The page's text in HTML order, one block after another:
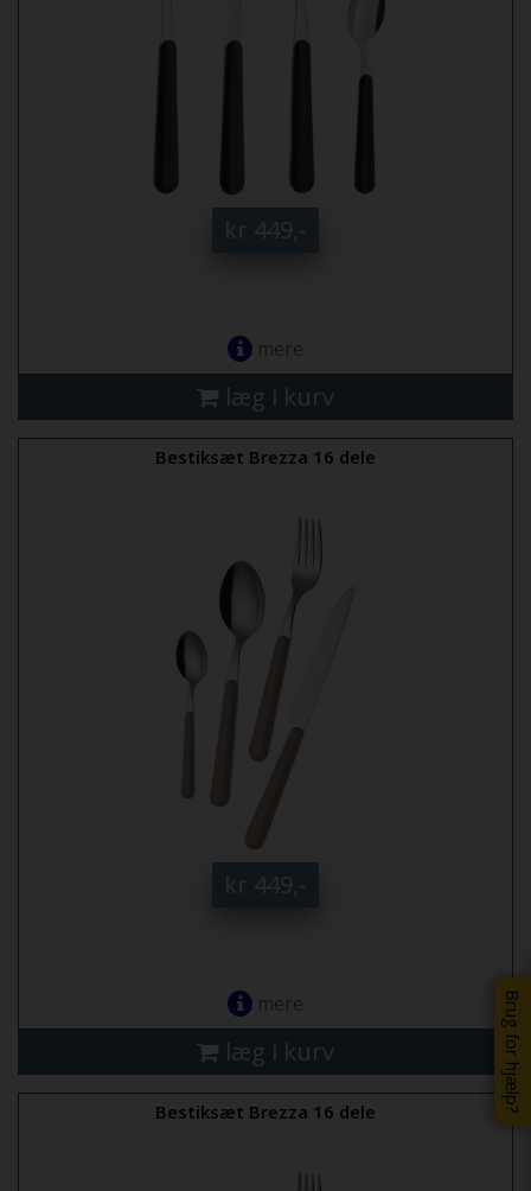
Brug for hjælp?
kr 449,-
mere
læg i kurv
Bestiksæt Brezza 16 dele
kr 449,-
mere
læg i kurv
Bestiksæt Brezza 16 dele